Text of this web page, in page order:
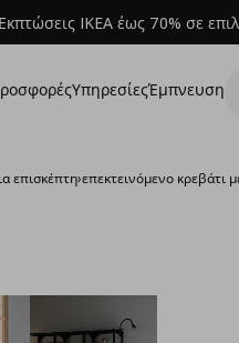
Εκπτώσεις IKEA έως 70% σε
ΥπηρεσίεςΈμπνευση
επισκέπτη›επεκτεινόμενο